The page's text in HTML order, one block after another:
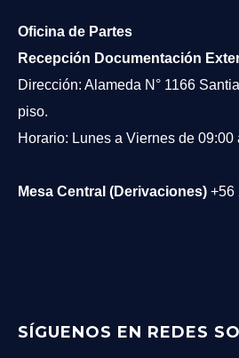
Oficina de Partes
Recepción Documentación
Dirección: Alameda N° 1166
piso.
Horario: Lunes a Viernes de 09:00
Mesa Central (Derivaciones) +56
SÍGUENOS EN REDES